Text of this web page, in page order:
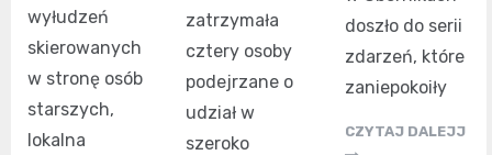
wyłudzeń
skierowanych
w stronę osób
starszych,
lokalna
zatrzymała
cztery osoby
podejrzane o
udział w
szeroko
doszło do serii
zdarzeń, które
zaniepokoiły
CZYTAJ DALEJJ